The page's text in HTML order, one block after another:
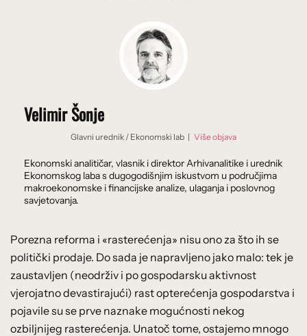
Velimir Šonje
Glavni urednik / Ekonomski lab | Više objava
Ekonomski analitičar, vlasnik i direktor Arhivanalitike i urednik
Ekonomskog laba s dugogodišnjim iskustvom u područjima
makroekonomske i financijske analize, ulaganja i poslovnog
savjetovanja.
Porezna reforma i «rasterećenja» nisu ono za što ih se
politički prodaje. Do sada je napravljeno jako malo: tek je
zaustavljen (neodrživ i po gospodarsku aktivnost
vjerojatno devastirajući) rast opterećenja gospodarstva i
pojavile su se prve naznake mogućnosti nekog
ozbiljnijeg rasterećenja. Unatoč tome, ostajemo mnogo